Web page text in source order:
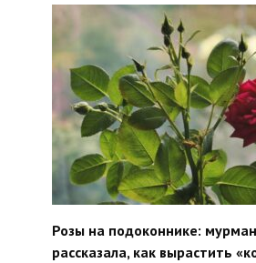
Розы на подоконнике:
рассказала, как вырастить